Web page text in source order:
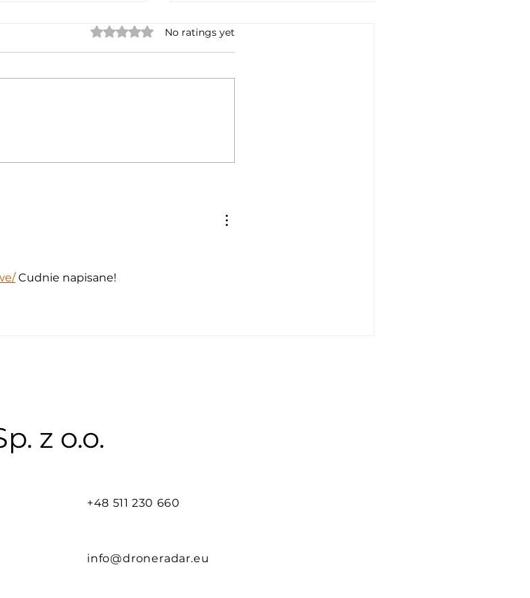
Rated 0 out of 5 stars.
No ratings yet
Cudnie napisane!
z o.o.
+48 511 230 660
info@droneradar.eu